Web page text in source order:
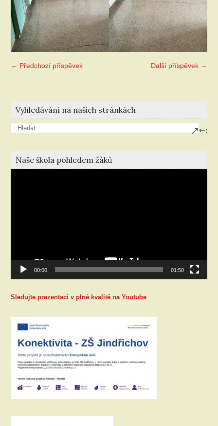
← Předchozí příspěvek Další příspěvek →
Vyhledávání na našich stránkách
Naše škola pohledem žáků
00:00 01:50
Sledujte prezentaci v plné kvalitě na Youtube